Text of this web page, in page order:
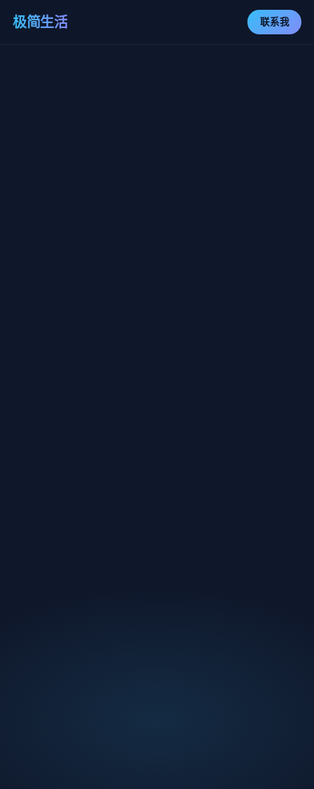
极简生活 联系我